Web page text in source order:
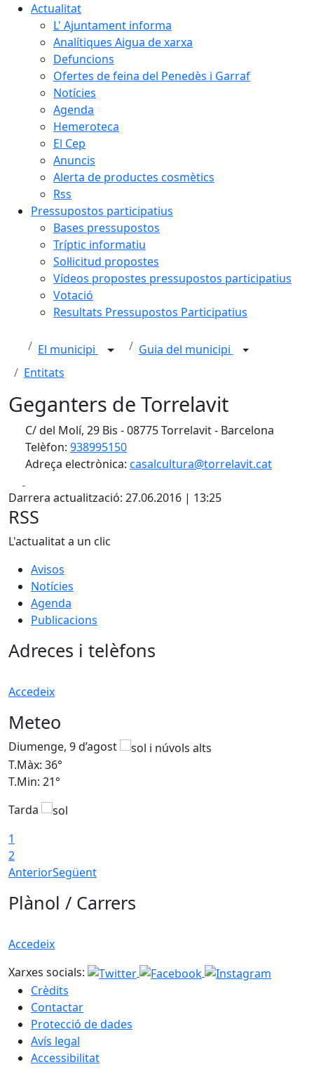
Actualitat
L' Ajuntament informa
Analítiques Aigua de xarxa
Defuncions
Ofertes de feina del Penedès i Garraf
Notícies
Agenda
Hemeroteca
El Cep
Anuncis
Alerta de productes cosmètics
Rss
Pressupostos participatius
Bases pressupostos
Tríptic informatiu
Sol·licitud propostes
Vídeos propostes pressupostos participatius
Votació
Resultats Pressupostos Participatius
El municipi
Guia del municipi
Entitats
Geganters de Torrelavit
C/ del Molí, 29 Bis - 08775 Torrelavit - Barcelona
Telèfon: 938995150
Adreça electrònica: casalcultura@torrelavit.cat
Darrera actualització: 27.06.2016 | 13:25
RSS
L'actualitat a un clic
Avisos
Notícies
Agenda
Publicacions
Adreces i telèfons
Accedeix
Meteo
Diumenge, 9 d’agost
T.Màx: 36°
T.Min: 21°
Tarda
1
2
AnteriorSegüent
Plànol / Carrers
Accedeix
Xarxes socials:
Crèdits
Contactar
Protecció de dades
Avís legal
Accessibilitat